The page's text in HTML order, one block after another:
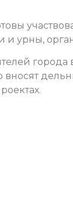
и урны,
города
вносят